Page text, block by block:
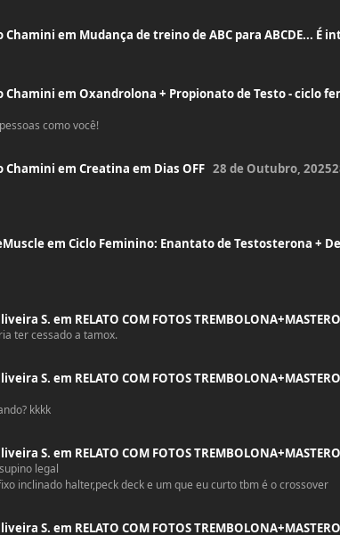
muito grande,optaria por 6-8 semanas.
Chamini em Mudança de treino de ABC para ABCDE... É
Chamini em Oxandrolona + Propionato de Testo - ciclo
como você!
Chamini em Creatina em Dias OFF 28 de Outubro, 2025
em Ciclo Feminino: Enantato de Testosterona +
S. em RELATO COM FOTOS
ter cessado a tamox.
S. em RELATO COM FOTOS
kkkk
S. em RELATO COM FOTOS
legal
inclinado halter,peck deck e um que eu curto tbm é o crossover
S. em RELATO COM FOTOS